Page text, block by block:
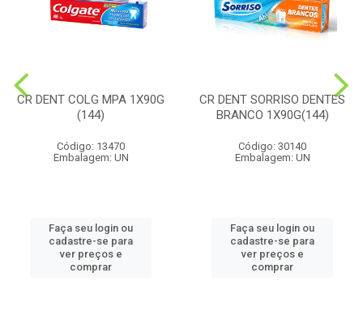
CR DENT COLG MPA 1X90G
(144)
Código: 13470
Embalagem: UN
Faça seu login ou
cadastre-se para
ver preços e
comprar
CR DENT SORRISO DENTES
BRANCO 1X90G(144)
Código: 30140
Embalagem: UN
Faça seu login ou
cadastre-se para
ver preços e
comprar